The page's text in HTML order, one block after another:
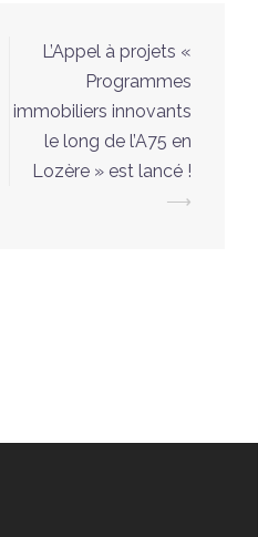
L’Appel à projets «
Programmes
immobiliers innovants
le long de l’A75 en
Lozère » est lancé !
⟶